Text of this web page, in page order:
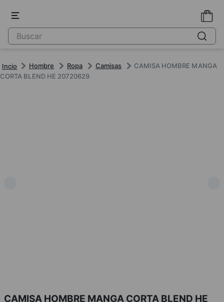
Hombre Ropa Camisas
CAMISA HOMBRE MANGA
CORTA BLEND HE 20720629
CAMISA HOMBRE MANGA CORTA BLEND HE